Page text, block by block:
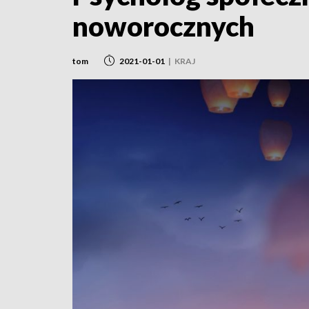
noworocznych
tom 2021-01-01 | KRAJ